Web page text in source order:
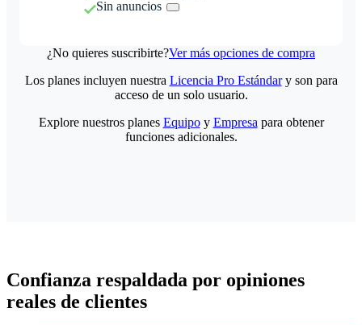
Sin anuncios
¿No quieres suscribirte?Ver más opciones de compra
Los planes incluyen nuestra Licencia Pro Estándary son para
acceso de un solo usuario.
Explore nuestros planes Equipoy Empresa para obtener
funciones adicionales.
Confianza respaldada por opiniones
reales de clientes